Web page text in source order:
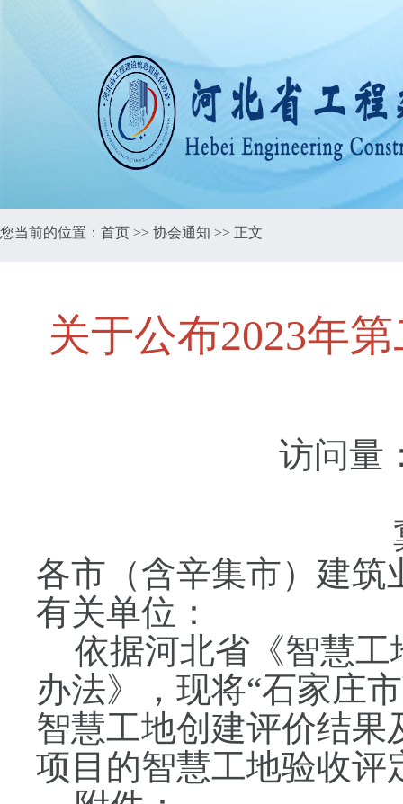
您当前的位置： 首页 >> 协会通知 >> 正文
关于公布2023年
访问量
各市（含辛集市）建
有关单位：
依据河北省《智慧
办法》，现将“石家庄
智慧工地创建评价结果
项目的智慧工地验收评